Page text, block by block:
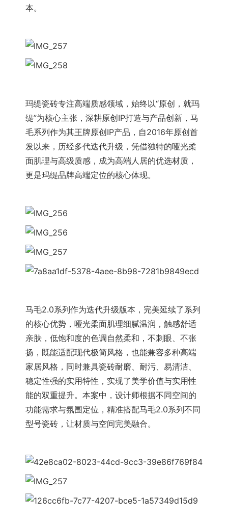
本。
玛缇瓷砖专注高端质感领域，始终以“原创，就玛
缇”为核心主张，深耕原创IP打造与产品创新，马
毛系列作为其王牌原创IP产品，自2016年原创首
发以来，历经多代迭代升级，凭借独特的哑光柔
面肌理与高级质感，成为高端人居的优选材质，
更是玛缇品牌高端定位的核心体现。
马毛2.0系列作为迭代升级版本，完美延续了系列
的核心优势，哑光柔面肌理细腻温润，触感舒适
亲肤，低饱和度的色调自然柔和，不刺眼、不张
扬，既能适配现代极简风格，也能兼容多种高端
家居风格，同时兼具瓷砖耐磨、耐污、易清洁、
稳定性强的实用特性，实现了美学价值与实用性
能的双重提升。本案中，设计师根据不同空间的
功能需求与氛围定位，精准搭配马毛2.0系列不同
型号瓷砖，让材质与空间完美融合。